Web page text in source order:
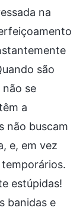
na
são
não se
a
não buscam
e, em vez
estúpidas!
banidas e